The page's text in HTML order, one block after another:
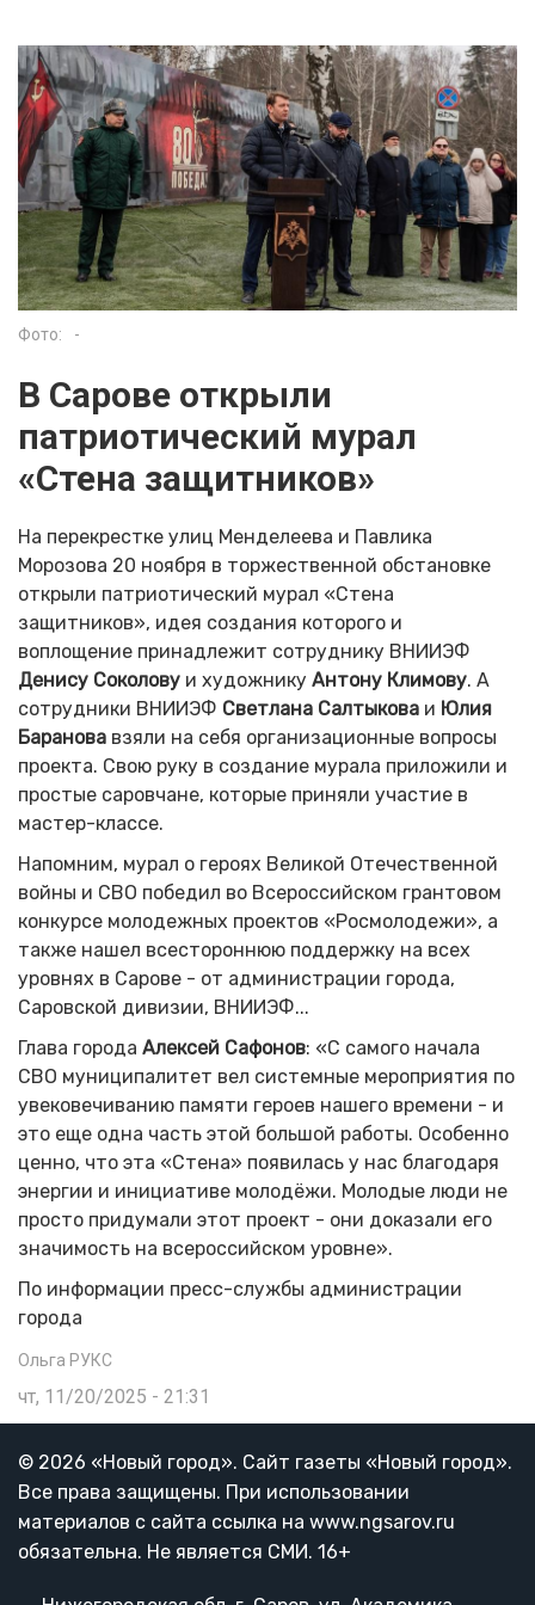
Фото: -
В Сарове открыли
патриотический мурал
«Стена защитников»
На перекрестке улиц Менделеева и Павлика
Морозова 20 ноября в торжественной обстановке
открыли патриотический мурал «Стена
защитников», идея создания которого и
воплощение принадлежит сотруднику ВНИИЭФ
Денису Соколову и художнику Антону Климову. А
сотрудники ВНИИЭФ Светлана Салтыкова и Юлия
Баранова взяли на себя организационные вопросы
проекта. Свою руку в создание мурала приложили и
простые саровчане, которые приняли участие в
мастер-классе.
Напомним, мурал о героях Великой Отечественной
войны и СВО победил во Всероссийском грантовом
конкурсе молодежных проектов «Росмолодежи», а
также нашел всестороннюю поддержку на всех
уровнях в Сарове - от администрации города,
Саровской дивизии, ВНИИЭФ...
Глава города Алексей Сафонов: «С самого начала
СВО муниципалитет вел системные мероприятия по
увековечиванию памяти героев нашего времени - и
это еще одна часть этой большой работы. Особенно
ценно, что эта «Стена» появилась у нас благодаря
энергии и инициативе молодёжи. Молодые люди не
просто придумали этот проект - они доказали его
значимость на всероссийском уровне».
По информации пресс-службы администрации
города
Ольга РУКС
чт, 11/20/2025 - 21:31
© 2026 «Новый город». Cайт газеты «Новый город».
Все права защищены. При использовании
материалов с сайта ссылка на www.ngsarov.ru
обязательна. Не является СМИ. 16+